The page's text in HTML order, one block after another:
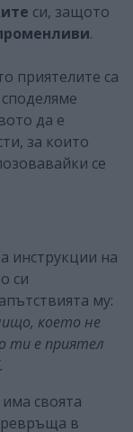
си, защото
.
приятелите са
да е
за които
се
инструкции на
си
му:
което не
ти е приятел
своята
в